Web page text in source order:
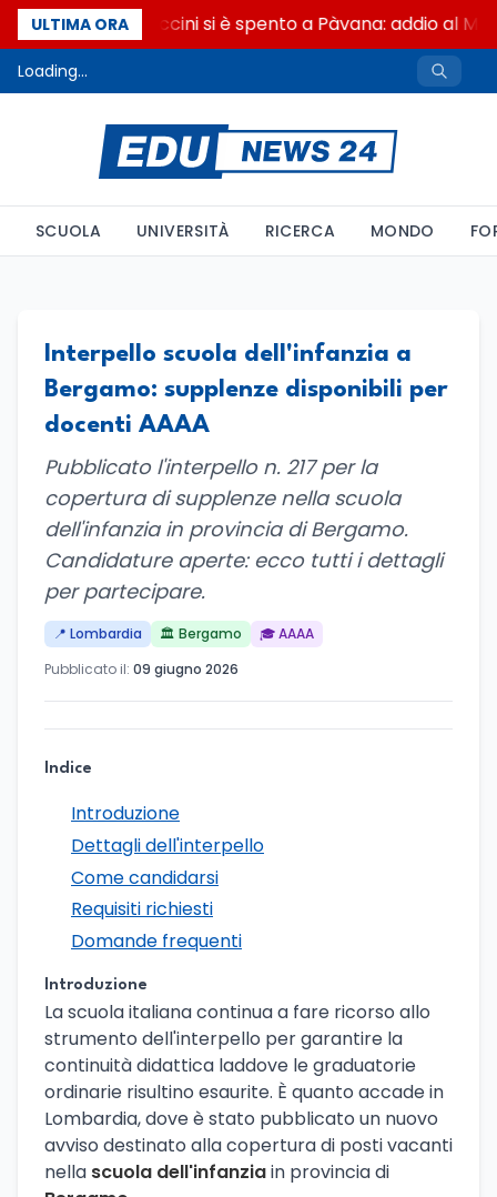
ULTIMA ORA
Francesco Guccini si è spento a Pàvana: addio al
Loading...
SCUOLA UNIVERSITÀ RICERCA MONDO
Interpello scuola dell'infanzia a
Bergamo: supplenze disponibili per
docenti AAAA
Pubblicato l'interpello n. 217 per la
copertura di supplenze nella scuola
dell'infanzia in provincia di Bergamo.
Candidature aperte: ecco tutti i dettagli
per partecipare.
📍 Lombardia 🏛️ Bergamo
🎓 AAAA
Pubblicato il: 09 giugno 2026
Indice
Introduzione
Dettagli dell'interpello
Come candidarsi
Requisiti richiesti
Domande frequenti
Introduzione
La scuola italiana continua a fare ricorso allo
strumento dell'interpello per garantire la
continuità didattica laddove le graduatorie
ordinarie risultino esaurite. È quanto accade in
Lombardia, dove è stato pubblicato un nuovo
avviso destinato alla copertura di posti vacanti
nella scuola dell'infanziain provincia di